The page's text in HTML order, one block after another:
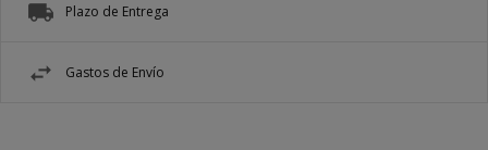
Plazo de Entrega
Gastos de Envío